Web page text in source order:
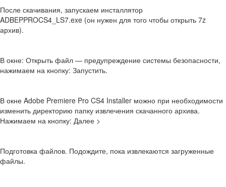
После скачивания, запускаем инсталлятор
ADBEPPROCS4_LS7.exe (он нужен для того чтобы открыть 7z
архив).
В окне: Открыть файл — предупреждение системы безопасности,
нажимаем на кнопку: Запустить.
В окне Adobe Premiere Pro CS4 Installer можно при необходимости
изменить директорию папку извлечения скачанного архива.
Нажимаем на кнопку: Далее >
Подготовка файлов. Подождите, пока извлекаются загруженные
файлы.